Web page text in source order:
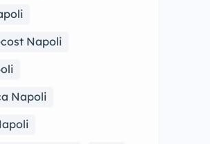
Napoli
Napoli